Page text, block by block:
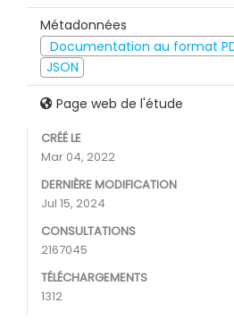
Métadonnées
Documentation au format
JSON
Page web de l'étude
CRÉÉ LE
Mar 04, 2022
DERNIÈRE MODIFICATION
Jul 15, 2024
CONSULTATIONS
2167045
TÉLÉCHARGEMENTS
1312